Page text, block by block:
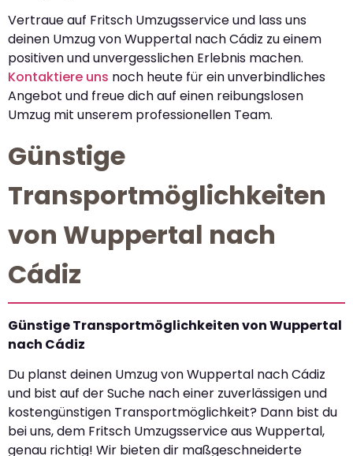
Vertraue auf Fritsch Umzugsservice und lass uns
deinen Umzug von Wuppertal nach Cádiz zu einem
positiven und unvergesslichen Erlebnis machen.
Kontaktiere uns noch heute für ein unverbindliches
Angebot und freue dich auf einen reibungslosen
Umzug mit unserem professionellen Team.
Günstige
Transportmöglichkeiten
von Wuppertal nach
Cádiz
Günstige Transportmöglichkeiten von Wuppertal
nach Cádiz
Du planst deinen Umzug von Wuppertal nach Cádiz
und bist auf der Suche nach einer zuverlässigen und
kostengünstigen Transportmöglichkeit? Dann bist du
bei uns, dem Fritsch Umzugsservice aus Wuppertal,
genau richtig! Wir bieten dir maßgeschneiderte